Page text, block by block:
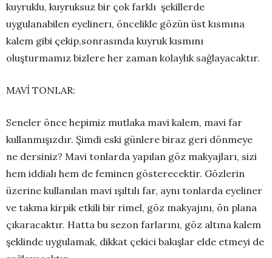
kuyruklu, kuyruksuz bir çok farklı şekillerde
uygulanabilen eyelinerı, öncelikle gözün üst kısmına
kalem gibi çekip,sonrasında kuyruk kısmını
oluşturmamız bizlere her zaman kolaylık sağlayacaktır.
MAVİ TONLAR:
Seneler önce hepimiz mutlaka mavi kalem, mavi far
kullanmışızdır. Şimdi eski günlere biraz geri dönmeye
ne dersiniz? Mavi tonlarda yapılan göz makyajları, sizi
hem iddialı hem de feminen gösterecektir. Gözlerin
üzerine kullanılan mavi ışıltılı far, aynı tonlarda eyeliner
ve takma kirpik etkili bir rimel, göz makyajını, ön plana
çıkaracaktır. Hatta bu sezon farlarını, göz altına kalem
şeklinde uygulamak, dikkat çekici bakışlar elde etmeyi de